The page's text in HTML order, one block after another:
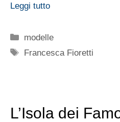
Leggi tutto
Categorie
modelle
Tag
Francesca Fioretti
L’Isola dei